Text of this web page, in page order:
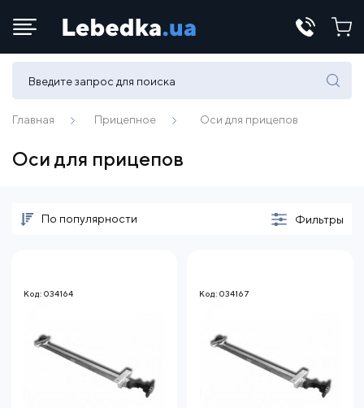
Телефоны:
(067) 430 82-15
Главная Прицепное Оси для прицепов
Оси для прицепов
По популярности Фильтры
Код: 034164 Код: 034167